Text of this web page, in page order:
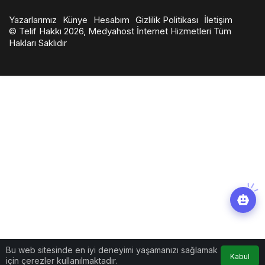
Bu web sitesinde en iyi deneyimi yaşamanızı sağlamak
için çerezler kullanılmaktadır.
Kabul
Yazarlarımız Künye Hesabım Gizlilik Politikası
İletişim
© Telif Hakkı 2026, Medyahost İnternet Hizmetleri Tüm
Hakları Saklıdır
slot